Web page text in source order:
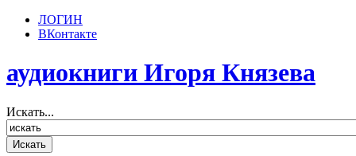
ЛОГИН
ВКонтакте
аудиокниги Игоря Князева
Искать...